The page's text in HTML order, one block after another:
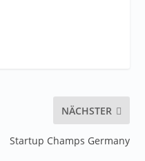
NÄCHSTER
Startup Champs Germany